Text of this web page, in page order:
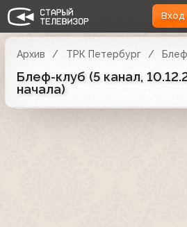
Вход
Архив ТРК Петербург
Блеф-клуб (5 канал,
начала)